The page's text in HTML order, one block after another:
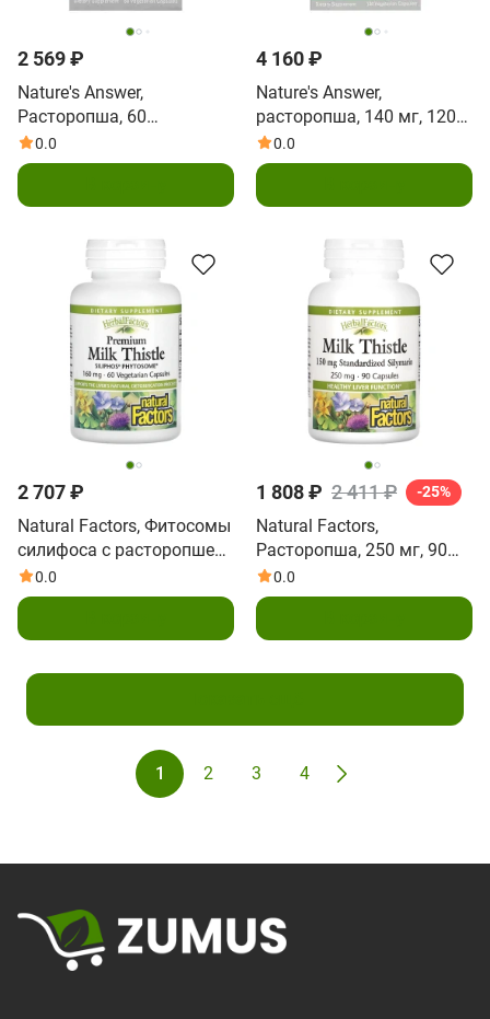
2 569 ₽
Nature's Answer,
Расторопша, 60
вегетарианских капсул
0.0
4 160 ₽
Nature's Answer,
расторопша, 140 мг, 120
вегетарианских капсул
0.0
2 707 ₽
Natural Factors, Фитосомы
силифоса с расторопшей,
160 мг, 60 капсул в
растительной оболочке
0.0
1 808 ₽ 2 411 ₽ -25%
Natural Factors,
Расторопша, 250 мг, 90
капсул
0.0
1 2 3 4